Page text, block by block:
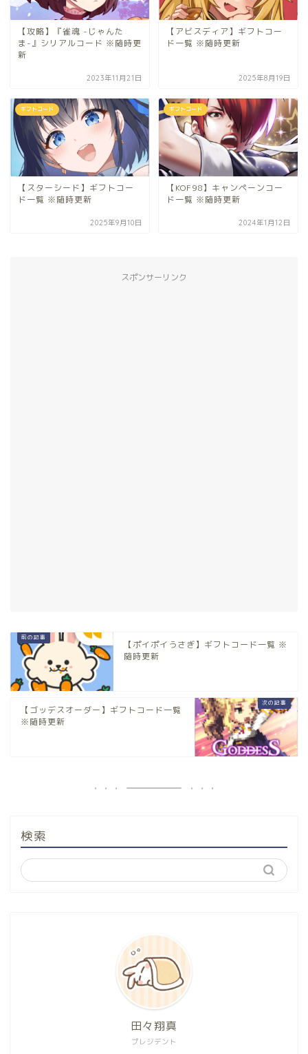
【攻略】『雀魂 -じゃんた
ま-』シリアルコード ※随時更
新
2023年11月21日
【アビスディア】ギフトコー
ド一覧 ※随時更新
2025年8月19日
ギフトコード
【スターシード】ギフトコー
ド一覧 ※随時更新
2025年9月10日
ギフトコード
【KOF98】キャンペーンコー
ド一覧 ※随時更新
2024年1月12日
スポンサーリンク
【ポイポイうさぎ】ギフトコード一覧 ※
随時更新
【ゴッデスオーダー】ギフトコード一覧
※随時更新
検索
プレジデント
田々翔真